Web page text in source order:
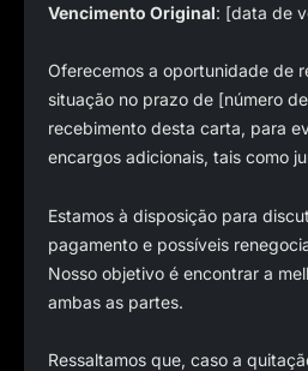
Vencimento Original: [data de
Oferecemos a oportunidade de
situação no prazo de [número
recebimento desta carta, para
encargos adicionais, tais como
Estamos à disposição para
pagamento e possíveis
Nosso objetivo é encontrar a
ambas as partes.
Ressaltamos que, caso a